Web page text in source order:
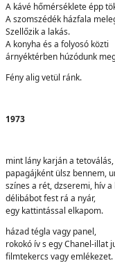
A kávé hőmérséklete épp
A szomszédék házfala
Szellőzik a lakás.
A konyha és a folyosó közti
árnyéktérben húzódunk
Fény alig vetül ránk.
1973
mint lány karján a tetoválás,
papagájként ülsz bennem,
színes a rét, dzseremi, hív a
délibábot fest rá a nyár,
egy kattintással elkapom.
házad tégla vagy panel,
rokokó ív s egy Chanel-illat
filmtekercs vagy emlékezet.